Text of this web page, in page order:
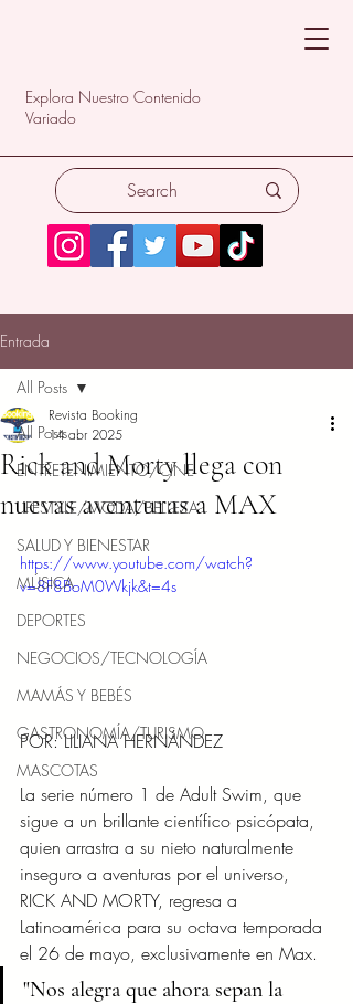
Explora Nuestro Contenido
Variado
Entrada
All Posts
ENTRETENIMIENTO/CINE
LIFESTYLE/MODA/BELLEZA
SALUD Y BIENESTAR
MÚSICA
DEPORTES
NEGOCIOS/TECNOLOGÍA
MAMÁS Y BEBÉS
GASTRONOMÍA/TURISMO
MASCOTAS
All Posts
Rick and Morty llega con
nuevas aventuras a MAX
Revista Booking
14 abr 2025
https://www.youtube.com/watch?
v=8F8BoM0Wkjk&t=4s
POR: LILIANA HERNÁNDEZ
La serie número 1 de Adult Swim, que
sigue a un brillante científico psicópata,
quien arrastra a su nieto naturalmente
inseguro a aventuras por el universo,
RICK AND MORTY, regresa a
Latinoamérica para su octava temporada
el 26 de mayo, exclusivamente en Max.
"Nos alegra que ahora sepan la